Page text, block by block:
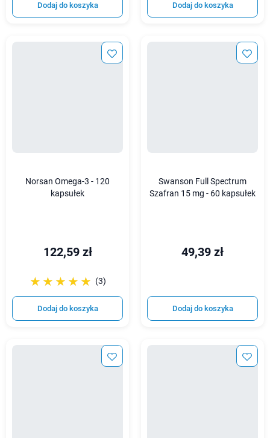
Dodaj do koszyka Dodaj do koszyka
Norsan Omega-3 - 120
kapsułek
122,59 zł
☆☆☆☆☆
★★★★★ (3)
Dodaj do koszyka
Swanson Full Spectrum
Szafran 15 mg - 60 kapsułek
49,39 zł
Dodaj do koszyka